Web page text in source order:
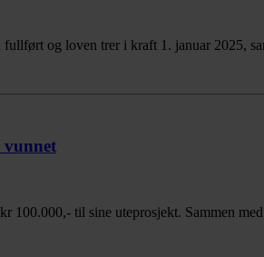
og loven trer i kraft 1. januar 2025,
vunnet
100.000,- til sine uteprosjekt. Sammen